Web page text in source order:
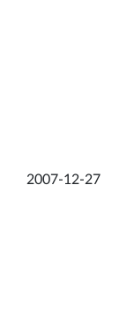
2007-12-27